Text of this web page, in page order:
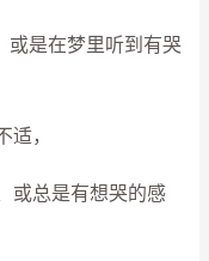
是在梦里听到有哭
，
总是有想哭的感